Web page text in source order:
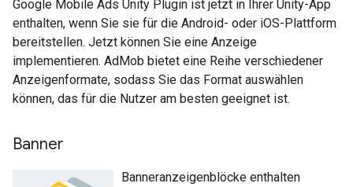
Google Mobile Ads Unity Plugin ist jetzt in Ihrer Unity-App
enthalten, wenn Sie sie für die Android- oder iOS-Plattform
bereitstellen. Jetzt können Sie eine Anzeige
implementieren. AdMob bietet eine Reihe verschiedener
Anzeigenformate, sodass Sie das Format auswählen
können, das für die Nutzer am besten geeignet ist.
Banner
Banneranzeigenblöcke enthalten